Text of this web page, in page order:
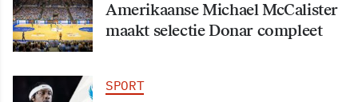
Amerikaanse Michael McCalister
maakt selectie Donar compleet
SPORT